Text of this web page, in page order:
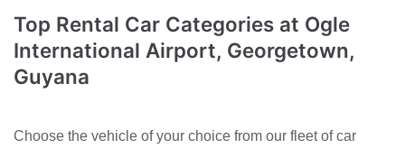
Top Rental Car Categories at Ogle
International Airport, Georgetown,
Guyana
Choose the vehicle of your choice from our fleet of car